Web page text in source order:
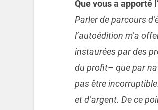
Que vous a apporté
Parler de parcours
l’autoédition m’a
instaurées par des
du profit– que par
pas être
et d’argent. De ce